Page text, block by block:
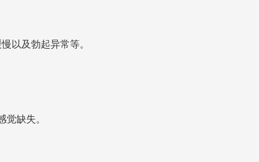
慢以及勃起异常等。
缺失。